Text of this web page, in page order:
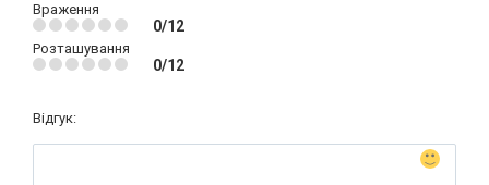
Враження
0/12
Розташування
0/12
Відгук: